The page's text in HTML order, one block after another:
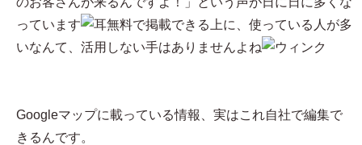
っています
無料で掲載できる上に、使っている人が多
いなんて、活用しない手はありませんよね
Googleマップに載っている情報、実はこれ自社で編集で
きるんです。